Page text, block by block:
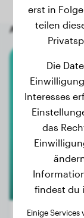
Andere zufällige
erst in
teilen
Die
Interesses
das
findest du
Einige